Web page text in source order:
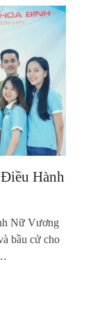
Hành
Nữ Vương
bầu cử cho